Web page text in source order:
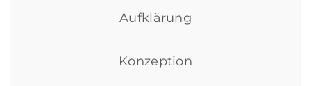
Aufklärung
Konzeption